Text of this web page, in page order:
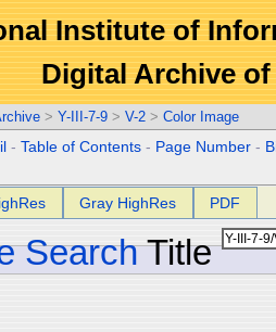
Institute of
Digital Archive
> Y-III-7-9 > V-2 > Color Image
-Table of Contents - Page Number -
Gray HighRes PDF
Search Title